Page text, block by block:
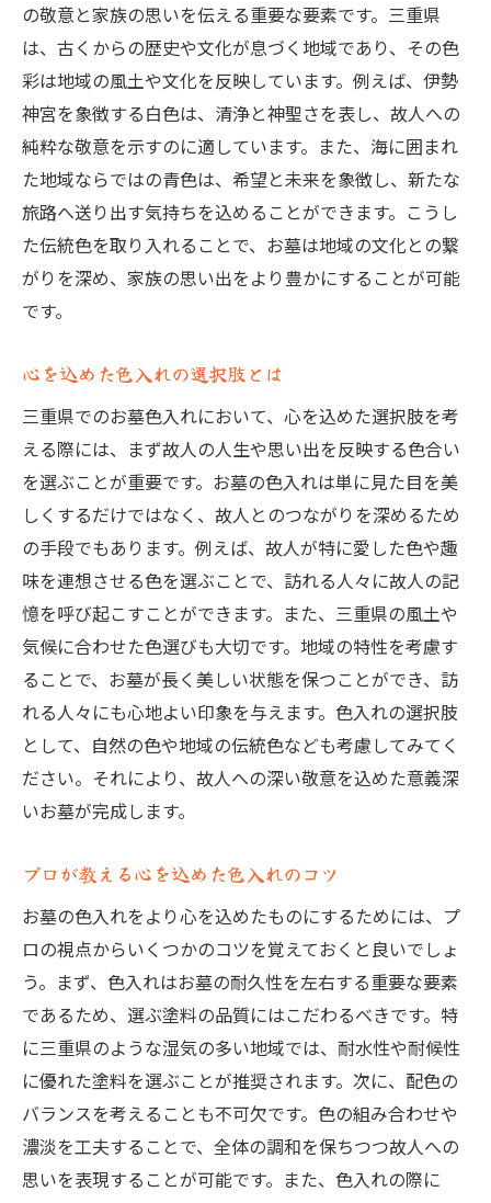
プロによる色入れの実演と解説
相談から施工までの流れと注意点
プロフェッショナルに依頼するメリット
耐久性を考慮した三重県のお墓色入れの選択肢
耐久性を高める色入れ技術
長期的に美しさを保つ色選び
気候に負けない色入れのコツ
耐久性と美しさの両立を目指して
の敬意と家族の思いを伝える重要な要素です。三重県
は、古くからの歴史や文化が息づく地域であり、その色
彩は地域の風土や文化を反映しています。例えば、伊勢
神宮を象徴する白色は、清浄と神聖さを表し、故人への
純粋な敬意を示すのに適しています。また、海に囲まれ
た地域ならではの青色は、希望と未来を象徴し、新たな
旅路へ送り出す気持ちを込めることができます。こうし
た伝統色を取り入れることで、お墓は地域の文化との繋
がりを深め、家族の思い出をより豊かにすることが可能
です。
心を込めた色入れの選択肢とは
三重県でのお墓色入れにおいて、心を込めた選択肢を考
える際には、まず故人の人生や思い出を反映する色合い
を選ぶことが重要です。お墓の色入れは単に見た目を美
しくするだけではなく、故人とのつながりを深めるため
の手段でもあります。例えば、故人が特に愛した色や趣
味を連想させる色を選ぶことで、訪れる人々に故人の記
憶を呼び起こすことができます。また、三重県の風土や
気候に合わせた色選びも大切です。地域の特性を考慮す
ることで、お墓が長く美しい状態を保つことができ、訪
れる人々にも心地よい印象を与えます。色入れの選択肢
として、自然の色や地域の伝統色なども考慮してみてく
ださい。それにより、故人への深い敬意を込めた意義深
いお墓が完成します。
プロが教える心を込めた色入れのコツ
お墓の色入れをより心を込めたものにするためには、プ
ロの視点からいくつかのコツを覚えておくと良いでしょ
う。まず、色入れはお墓の耐久性を左右する重要な要素
であるため、選ぶ塗料の品質にはこだわるべきです。特
に三重県のような湿気の多い地域では、耐水性や耐候性
に優れた塗料を選ぶことが推奨されます。次に、配色の
バランスを考えることも不可欠です。色の組み合わせや
濃淡を工夫することで、全体の調和を保ちつつ故人への
思いを表現することが可能です。また、色入れの際に